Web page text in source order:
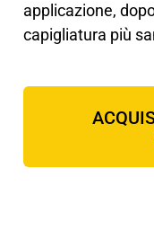
applicazione,
capigliatura più